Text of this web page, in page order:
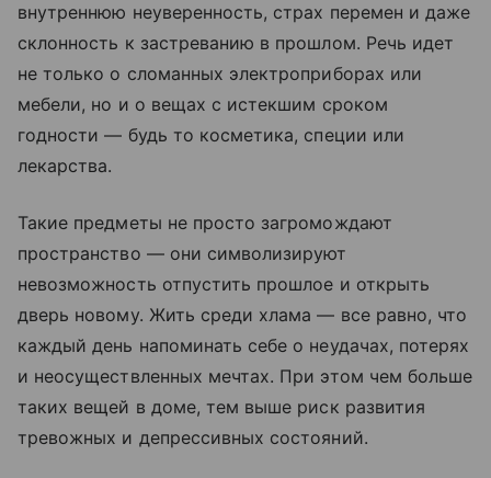
внутреннюю неуверенность, страх перемен и даже
склонность к застреванию в прошлом. Речь идет
не только о сломанных электроприборах или
мебели, но и о вещах с истекшим сроком
годности — будь то косметика, специи или
лекарства.
Такие предметы не просто загромождают
пространство — они символизируют
невозможность отпустить прошлое и открыть
дверь новому. Жить среди хлама — все равно, что
каждый день напоминать себе о неудачах, потерях
и неосуществленных мечтах. При этом чем больше
таких вещей в доме, тем выше риск развития
тревожных и депрессивных состояний.